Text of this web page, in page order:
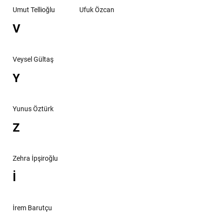
Umut Tellioğlu Ufuk Özcan
V
Veysel Gültaş
Y
Yunus Öztürk
Z
Zehra İpşiroğlu
İ
İrem Barutçu